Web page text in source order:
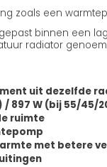
zoals een
binnen een
radiator
uit dezelfde
/ 897 W (bij 55/45/
ruimte
met betere